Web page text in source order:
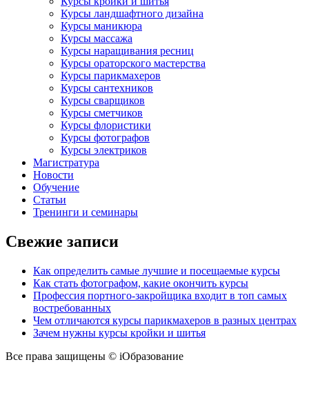
Курсы ландшафтного дизайна
Курсы маникюра
Курсы массажа
Курсы наращивания ресниц
Курсы ораторского мастерства
Курсы парикмахеров
Курсы сантехников
Курсы сварщиков
Курсы сметчиков
Курсы флористики
Курсы фотографов
Курсы электриков
Магистратура
Новости
Обучение
Статьи
Тренинги и семинары
Свежие записи
Как определить самые лучшие и посещаемые курсы
Как стать фотографом, какие окончить курсы
Профессия портного-закройщика входит в топ самых
востребованных
Чем отличаются курсы парикмахеров в разных центрах
Зачем нужны курсы кройки и шитья
Все права защищены © iОбразование